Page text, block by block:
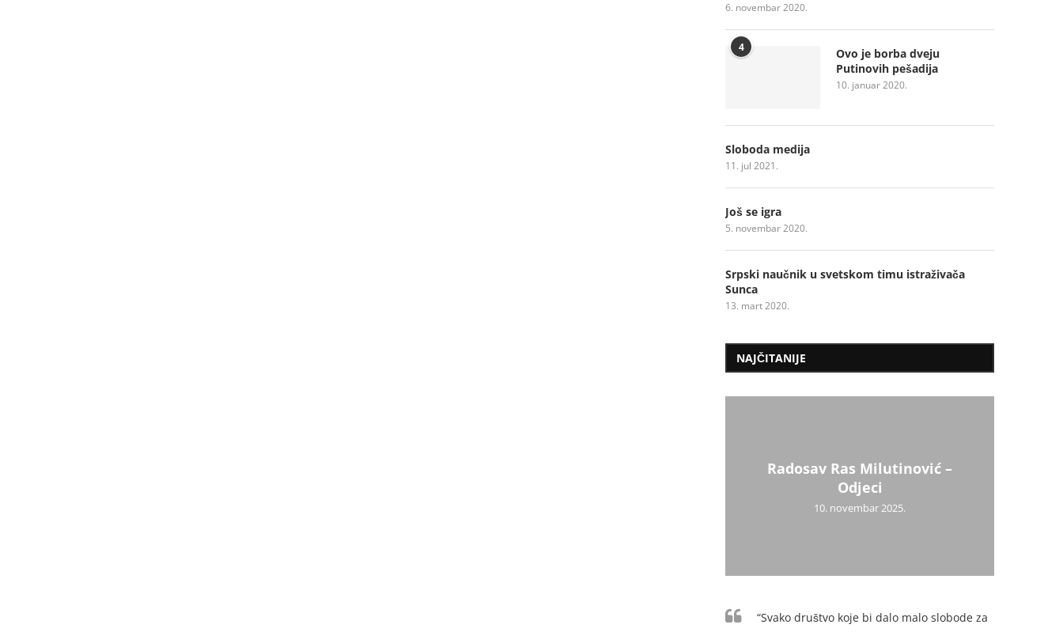
6. novembar 2020.
4
Ovo je borba dveju
Putinovih pešadija
10. januar 2020.
Sloboda medija
11. jul 2021.
Još se igra
5. novembar 2020.
Srpski naučnik u svetskom timu istraživača
Sunca
13. mart 2020.
NAJČITANIJE
Radosav Ras Milutinović –
Odjeci
10. novembar 2025.
“Svako društvo koje bi dalo malo slobode za